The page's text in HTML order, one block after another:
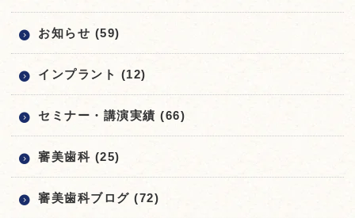
お知らせ (59)
インプラント (12)
セミナー・講演実績 (66)
審美歯科 (25)
審美歯科ブログ (72)